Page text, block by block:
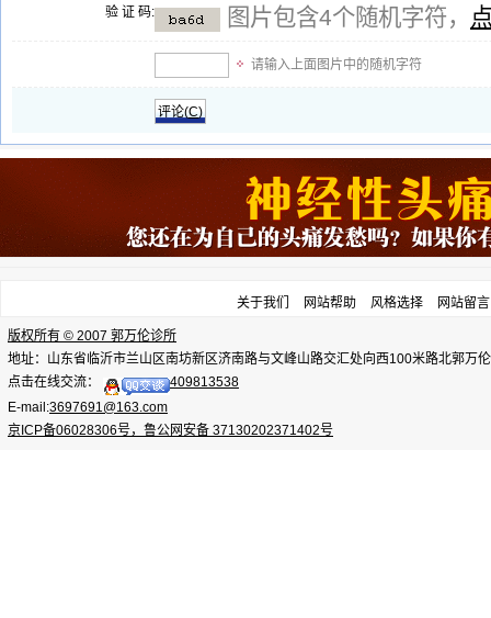
验 证 码: 图片包含4个随机字符，
请输入上面图片中的随机字符
评论(C)
关于我们 网站帮助 风格选择 网站留言
版权所有 © 2007 郭万伦诊所
地址：山东省临沂市兰山区南坊新区济南路与文峰山路交汇处向西100米路北郭万
点击在线交流：
409813538
E-mail:3697691@163.com
京ICP备06028306号，鲁公网安备 37130202371402号